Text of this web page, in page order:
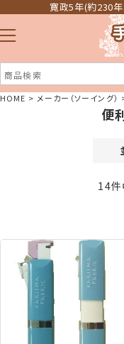
寛政5年(約230
HOME メーカー（ソーイング）
便
14件